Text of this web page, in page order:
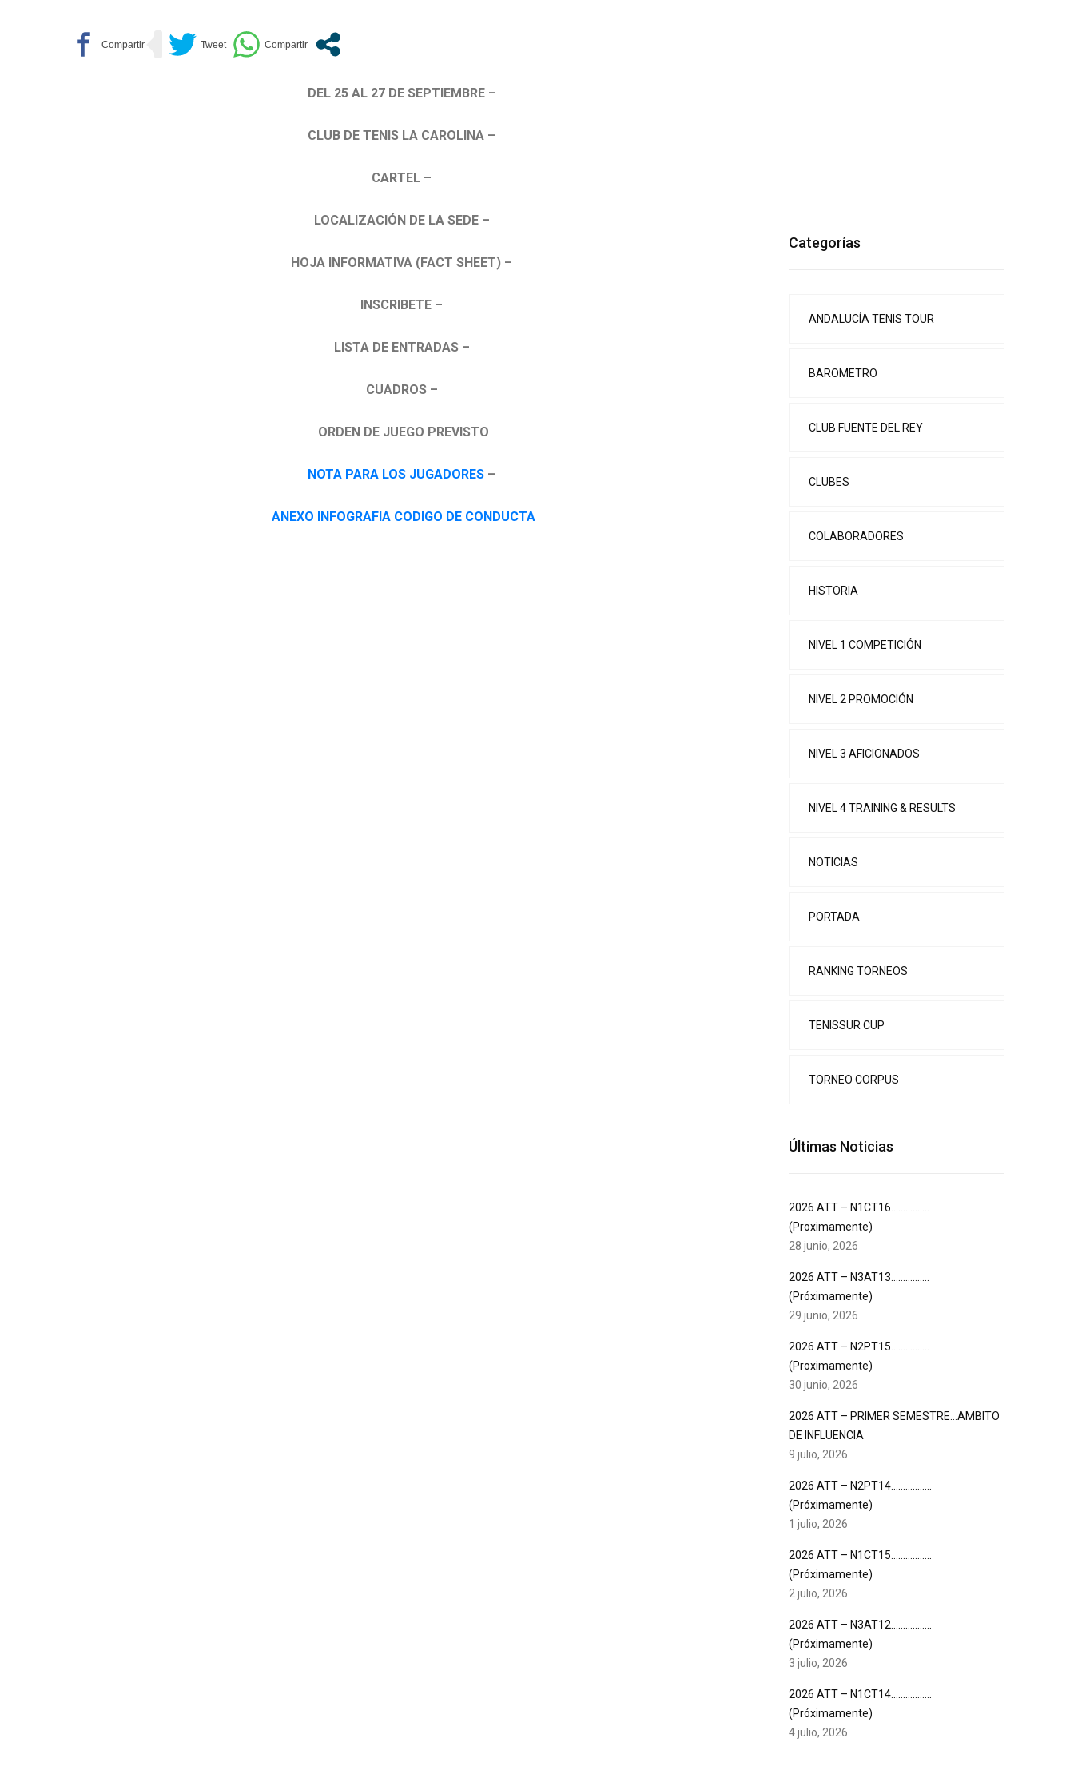
DEL 25 AL 27 DE SEPTIEMBRE –
CLUB DE TENIS LA CAROLINA –
CARTEL –
LOCALIZACIÓN DE LA SEDE –
HOJA INFORMATIVA (FACT SHEET) –
INSCRIBETE –
LISTA DE ENTRADAS –
CUADROS –
ORDEN DE JUEGO PREVISTO
NOTA PARA LOS JUGADORES –
ANEXO INFOGRAFIA CODIGO DE CONDUCTA
Categorías
ANDALUCÍA TENIS TOUR
BAROMETRO
CLUB FUENTE DEL REY
CLUBES
COLABORADORES
HISTORIA
NIVEL 1 COMPETICIÓN
NIVEL 2 PROMOCIÓN
NIVEL 3 AFICIONADOS
NIVEL 4 TRAINING & RESULTS
NOTICIAS
PORTADA
RANKING TORNEOS
TENISSUR CUP
TORNEO CORPUS
Últimas Noticias
2026 ATT – N1CT16…………….
(Proximamente)
28 junio, 2026
2026 ATT – N3AT13…………….
(Próximamente)
29 junio, 2026
2026 ATT – N2PT15…………….
(Proximamente)
30 junio, 2026
2026 ATT – PRIMER SEMESTRE…AMBITO
DE INFLUENCIA
9 julio, 2026
2026 ATT – N2PT14……………..
(Próximamente)
1 julio, 2026
2026 ATT – N1CT15……………..
(Próximamente)
2 julio, 2026
2026 ATT – N3AT12……………..
(Próximamente)
3 julio, 2026
2026 ATT – N1CT14……………..
(Próximamente)
4 julio, 2026